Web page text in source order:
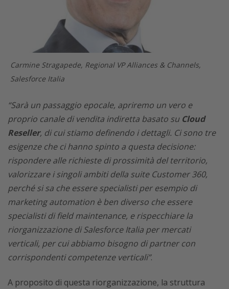
Carmine Stragapede, Regional VP Alliances & Channels,
Salesforce Italia
“Sarà un passaggio epocale, apriremo un vero e
proprio canale di vendita indiretta basato su Cloud
Reseller, di cui stiamo definendo i dettagli. Ci sono tre
esigenze che ci hanno spinto a questa decisione:
rispondere alle richieste di prossimità del territorio,
valorizzare i singoli ambiti della suite Customer 360,
perché si sa che essere specialisti per esempio di
marketing automation è ben diverso che essere
specialisti di field maintenance, e rispecchiare la
riorganizzazione di Salesforce Italia per mercati
verticali, per cui abbiamo bisogno di partner con
corrispondenti competenze verticali”.
A proposito di questa riorganizzazione, la struttura